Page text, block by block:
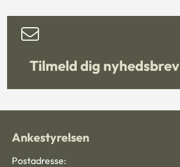
Tilmeld dig nyhedsbrev
Ankestyrelsen
Postadresse: